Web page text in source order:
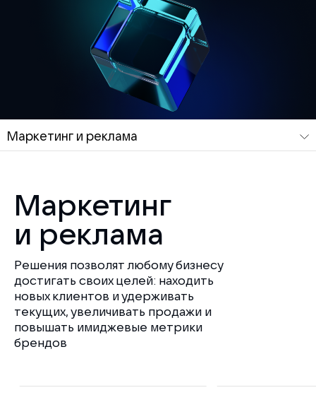
Маркетинг
и реклама
Решения позволят любому бизнесу
достигать своих целей: находить
новых клиентов и удерживать
текущих, увеличивать продажи и
повышать имиджевые метрики
брендов